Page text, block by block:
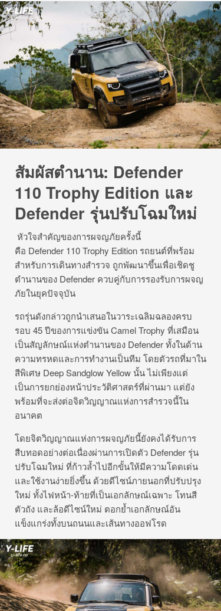
สัมผัสตำนาน: Defender
110 Trophy Edition และ
Defender รุ่นปรับโฉมใหม่
หัวใจสำคัญของการผจญภัยครั้งนี้
คือ Defender 110 Trophy Edition รถยนต์ที่พร้อม
สำหรับการเดินทางสำรวจ ถูกพัฒนาขึ้นเพื่อเชิดชู
ตำนานของ Defender ควบคู่กับการรองรับการผจญ
ภัยในยุคปัจจุบัน
รถรุ่นดังกล่าวถูกนำเสนอในวาระเฉลิมฉลองครบ
รอบ 45 ปีของการแข่งขัน Camel Trophy ที่เสมือน
เป็นสัญลักษณ์แห่งตำนานของ Defender ทั้งในด้าน
ความทรหดและการทำงานเป็นทีม โดยตัวรถที่มาใน
สีพิเศษ Deep Sandglow Yellow นั้น ไม่เพียงแต่
เป็นการยกย่องหน้าประวัติศาสตร์ที่ผ่านมา แต่ยัง
พร้อมที่จะส่งต่อจิตวิญญาณแห่งการสำรวจนี้ใน
อนาคต
โดยจิตวิญญาณแห่งการผจญภัยนี้ยังคงได้รับการ
สืบทอดอย่างต่อเนื่องผ่านการเปิดตัว Defender รุ่น
ปรับโฉมใหม่ ที่ก้าวล้ำไปอีกขั้นให้มีความโดดเด่น
และใช้งานง่ายยิ่งขึ้น ด้วยดีไซน์ภายนอกที่ปรับปรุง
ใหม่ ทั้งไฟหน้า-ท้ายที่เป็นเอกลักษณ์เฉพาะ โทนสี
ตัวถัง และล้อดีไซน์ใหม่ ตอกย้ำเอกลักษณ์อัน
แข็งแกร่งทั้งบนถนนและเส้นทางออฟโรด